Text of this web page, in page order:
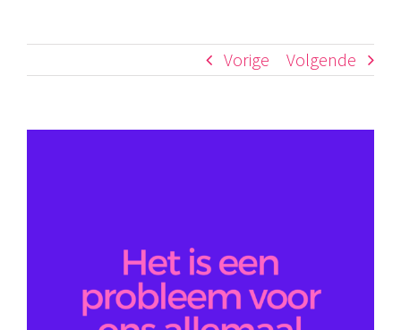
Vorige Volgende